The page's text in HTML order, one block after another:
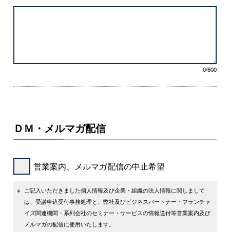
0/600
ＤＭ・メルマガ配信
営業案内、メルマガ配信の中止希望
※ ご記入いただきました個人情報及び企業・組織の法人情報に関しまして
は、受講申込受付事務処理と、弊社及びビジネスパートナー・フランチャ
イズ関連機関・系列会社のセミナー・サービスの情報送付等営業案内及び
メルマガの配信に使用いたします。